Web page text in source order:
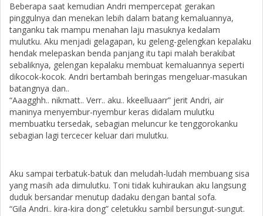
Beberapa saat kemudian Andri mempercepat gerakan
pinggulnya dan menekan lebih dalam batang kemaluannya,
tanganku tak mampu menahan laju masuknya kedalam
mulutku. Aku menjadi gelagapan, ku geleng-gelengkan kepalaku
hendak melepaskan benda panjang itu tapi malah berakibat
sebaliknya, gelengan kepalaku membuat kemaluannya seperti
dikocok-kocok. Andri bertambah beringas mengeluar-masukan
batangnya dan..
“Aaagghh.. nikmatt.. Verr.. aku.. kkeelluaarr” jerit Andri, air
maninya menyembur-nyembur keras didalam mulutku
membuatku tersedak, sebagian meluncur ke tenggorokanku
sebagian lagi tercecer keluar dari mulutku.
Aku sampai terbatuk-batuk dan meludah-ludah membuang sisa
yang masih ada dimulutku. Toni tidak kuhiraukan aku langsung
duduk bersandar menutup dadaku dengan bantal sofa.
“Gila Andri.. kira-kira dong” celetukku sambil bersungut-sungut.